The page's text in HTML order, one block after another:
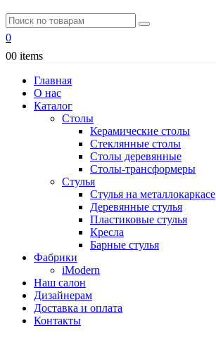
0
00 items
Главная
О нас
Каталог
Столы
Керамические столы
Стеклянные столы
Столы деревянные
Столы-трансформеры
Стулья
Стулья на металлокаркасе
Деревянные стулья
Пластиковые стулья
Кресла
Барные стулья
Фабрики
iModern
Наш салон
Дизайнерам
Доставка и оплата
Контакты